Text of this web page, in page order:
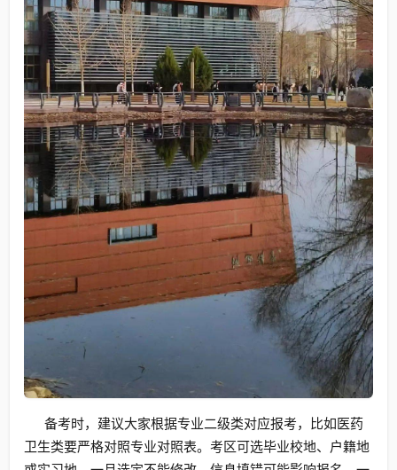
备考时，建议大家根据专业二级类对应报考，比如医药
卫生类要严格对照专业对照表。考区可选毕业校地、户籍地